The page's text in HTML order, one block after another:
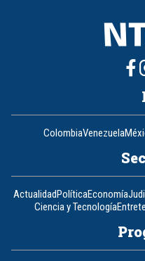
ColombiaVenezuela
ActualidadPolíticaEconomía
Ciencia y Tecnología